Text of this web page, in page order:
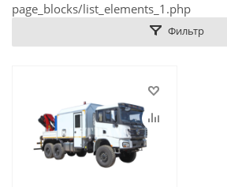
page_blocks/list_elements_1.php
Фильтр